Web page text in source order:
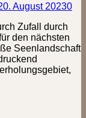
August 20230
Zufall durch
den nächsten
Seenlandschaft